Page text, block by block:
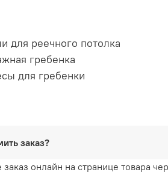
для реечного потолка
гребенка
для гребенки
заказ?
онлайн на странице товара